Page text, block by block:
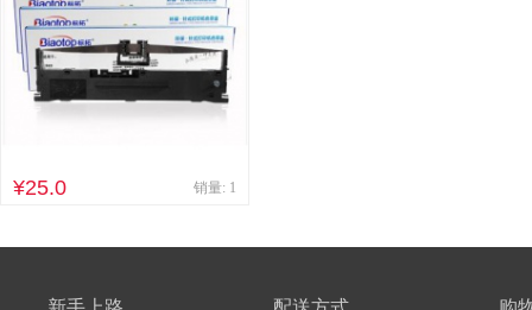
¥25.0 销量: 1